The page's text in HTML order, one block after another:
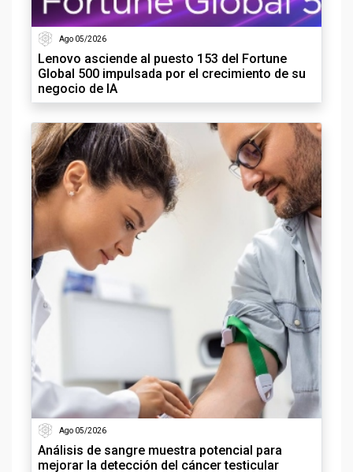
Ago 05/2026
Lenovo asciende al puesto 153 del Fortune
Global 500 impulsada por el crecimiento de su
negocio de IA
Ago 05/2026
Análisis de sangre muestra potencial para
mejorar la detección del cáncer testicular